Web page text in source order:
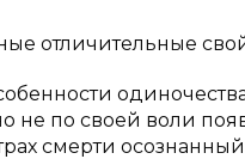
отличительные
по своей воли
смерти